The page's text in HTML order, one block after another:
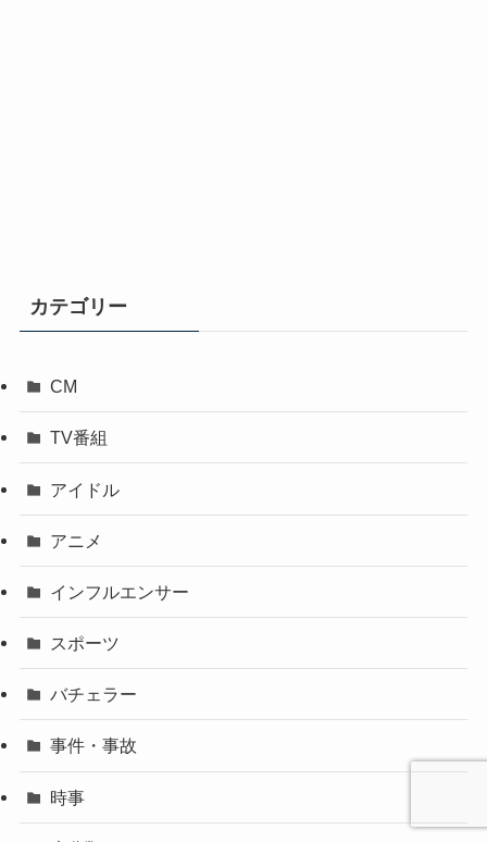
カテゴリー
CM
TV番組
アイドル
アニメ
インフルエンサー
スポーツ
バチェラー
事件・事故
時事